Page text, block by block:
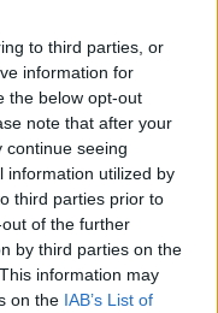
to third parties, or
information for
the below opt-out
note that after your
continue seeing
information utilized by
third parties prior to
of the further
by third parties on the
information may
on the IAB’s List of